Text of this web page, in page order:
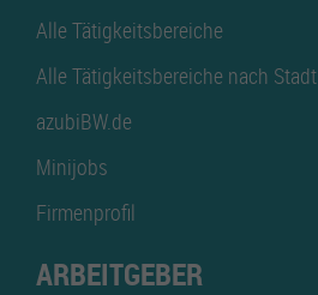
Alle Tätigkeitsbereiche
Alle Tätigkeitsbereiche nach Stadt
azubiBW.de
Minijobs
Firmenprofil
ARBEITGEBER